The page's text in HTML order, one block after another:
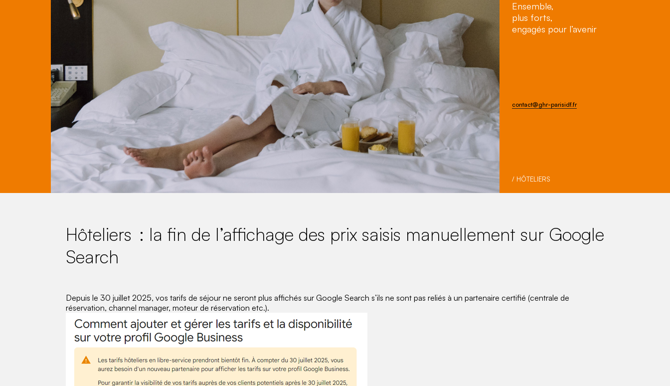
Ensemble,
plus forts,
engagés pour l’avenir
contact@ghr-parisidf.fr
/ HÔTELIERS
Hôteliers : la fin de l’affichage des prix saisis manuellement sur Google
Search
Depuis le 30 juillet 2025, vos tarifs de séjour ne seront plus affichés sur Google Search s’ils ne sont pas reliés à un partenaire certifié (centrale de
réservation, channel manager, moteur de réservation etc.).